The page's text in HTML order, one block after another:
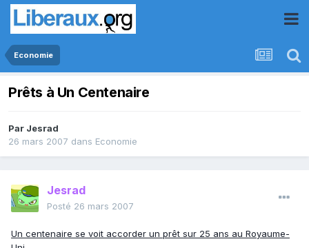
Economie
Prêts à Un Centenaire
Par Jesrad
26 mars 2007 dans Economie
Jesrad
Posté 26 mars 2007
Un centenaire se voit accorder un prêt sur 25 ans au Royaume-